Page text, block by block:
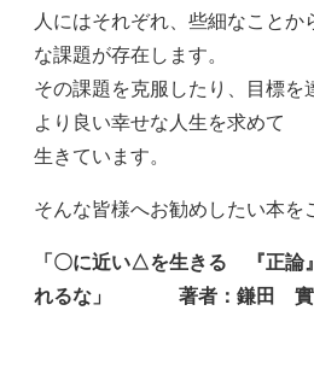
人にはそれぞれ、些細なことか
な課題が存在します。
その課題を克服したり、目標を
より良い幸せな人生を求めて
生きています。
そんな皆様へお勧めしたい本を
「〇に近い△を生きる 『正論
れるな」
著者：鎌田